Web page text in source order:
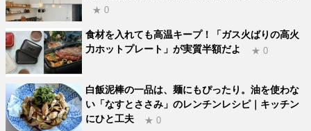
★ 0
食材を入れても高温キープ！「ガス火ばりの高火
力ホットプレート」が実質半額だよ
★ 0
白飯泥棒の一品は、麺にもぴったり。油を使わな
い「なすとささみ」のレンチンレシピ｜キッチン
にひと工夫
★ 0